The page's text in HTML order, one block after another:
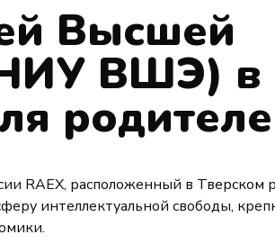
Высшей
ВШЭ) в
RAEX, расположенный в Тверском
интеллектуальной свободы,